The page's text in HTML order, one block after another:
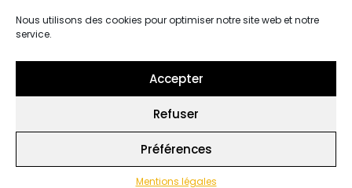
Nous utilisons des cookies pour optimiser notre site web et notre
service.
Accepter
Refuser
Préférences
Mentions légales
email
confidentialité.